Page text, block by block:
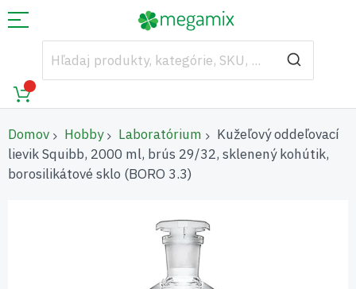
Domov Hobby Laboratórium
Kužeľový oddeľovací
lievik Squibb, 2000 ml, brús 29/32, sklenený kohútik,
borosilikátové sklo (BORO 3.3)